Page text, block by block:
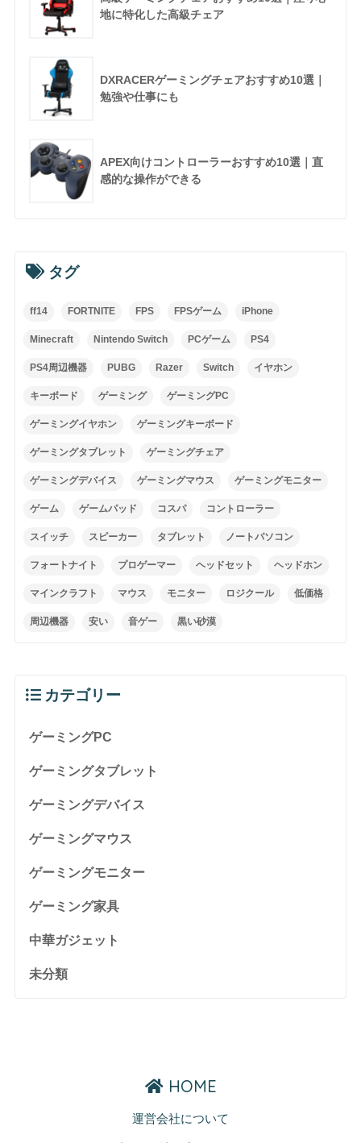
地に特化した高級チェア
DXRACERゲーミングチェアおすすめ10選｜
勉強や仕事にも
APEX向けコントローラーおすすめ10選｜直
感的な操作ができる
タグ
ff14 FORTNITE FPS FPSゲーム iPhone
Minecraft Nintendo Switch PCゲーム PS4
PS4周辺機器 PUBG Razer Switch イヤホン
キーボード ゲーミング ゲーミングPC
ゲーミングイヤホン ゲーミングキーボード
ゲーミングタブレット ゲーミングチェア
ゲーミングデバイス ゲーミングマウス ゲーミングモニター
ゲーム ゲームパッド コスパ コントローラー
スイッチ スピーカー タブレット ノートパソコン
フォートナイト プロゲーマー ヘッドセット ヘッドホン
マインクラフト マウス モニター ロジクール 低価格
周辺機器 安い 音ゲー 黒い砂漠
カテゴリー
ゲーミングPC
ゲーミングタブレット
ゲーミングデバイス
ゲーミングマウス
ゲーミングモニター
ゲーミング家具
中華ガジェット
未分類
HOME
運営会社について